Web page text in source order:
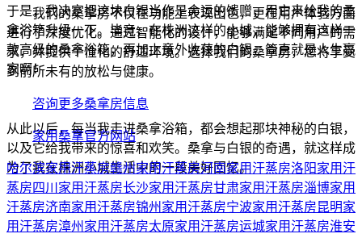
于是，我决定把这块白银当作是命运的馈赠，用它来给我的桑
拿浴箱升级一下。毕竟，在株洲这样的小城，能够拥有这样一
款高级的桑拿浴箱，再加上意外收获的白银，简直就是人生赢
家啊！
从此以后，每当我走进桑拿浴箱，都会想起那块神秘的白银，
以及它给我带来的惊喜和欢笑。桑拿与白银的奇遇，就这样成
为了我在株洲小城生活中的一段美好回忆。
我们的桑拿房不仅在功能上表现出色，更在用户体验方面
进行了深度优化。通过智能化的设计，能够满足不同用户的需
求，并提供个性化的舒适环境。选择我们的桑拿房，您将享受
到前所未有的放松与健康。
咨询更多桑拿房信息
家用桑拿官方网站
哈尔滨家用汗蒸房赣州家用汗蒸房河南家用汗蒸房洛阳家用汗
蒸房四川家用汗蒸房长沙家用汗蒸房甘肃家用汗蒸房淄博家用
汗蒸房济南家用汗蒸房锦州家用汗蒸房宁波家用汗蒸房昆明家
用汗蒸房漳州家用汗蒸房太原家用汗蒸房运城家用汗蒸房淮安